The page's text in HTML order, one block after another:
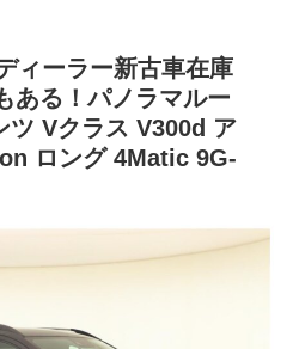
ィーラー新古車在庫
ある！パノラマルー
ツ Vクラス V300d ア
ロング 4Matic 9G-